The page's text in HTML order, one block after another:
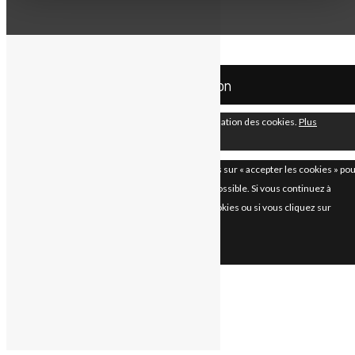
Mco Automation
En continuant à utiliser le site, vous acceptez l’utilisation des cookies. Plus
Les paramètres des cookies sur ce site sont définis sur « accepter les cookies »
vous offrir la meilleure expérience de navigation possible. Si vous continuez à
utiliser ce site sans changer vos paramètres de cookies ou si vous cliquez sur